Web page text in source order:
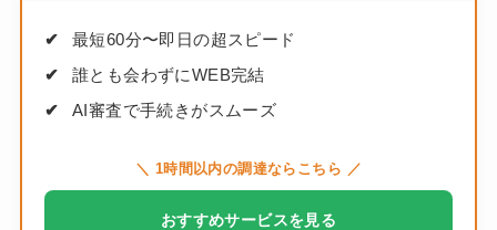
最短60分〜即日の超スピード
誰とも会わずにWEB完結
AI審査で手続きがスムーズ
＼ 1時間以内の調達ならこちら ／
おすすめサービスを見る